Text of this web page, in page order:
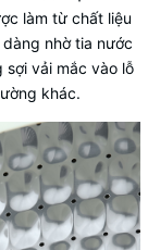
làm từ chất liệu
nhờ tia nước
sợi vải mắc vào lỗ
khác.